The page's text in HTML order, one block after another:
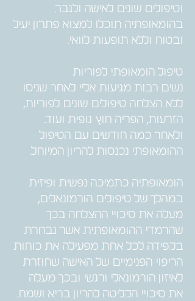
וטיפולים שונים לאישה ולגבר.
בהומאופתיה תוכלו למצוא פתרון יעיל
ובטוח וללא תופעות לוואי.
טיפול הומאופתי לפוריות
נשים רבות מגיעות אליי לאחר שניסו
ללא הצלחה טיפולים שונים לפוריות,
הזרעות, הפריה חוץ גופית ועוד..
ולאחר כמה חודשים עם הטיפול
ההומאופתי נכנסות להריון המיוחל.
הומאופתיה כתמיכה נפשית ופיזית
במהלך של טיפולים הורמונאלים,
מעלה את סיכויי ההצלחה בכך
שהרמדי ההומאופתית אשר נבחרת
בקפידה לכל אחת מפעילה את כוחות
הריפוי הפנימיים של האישה שחוזרת
לאיזון הורמונאלי ורגשי ובכך מעלה
את סיכויי הקליטה להריון בריא ושמח.